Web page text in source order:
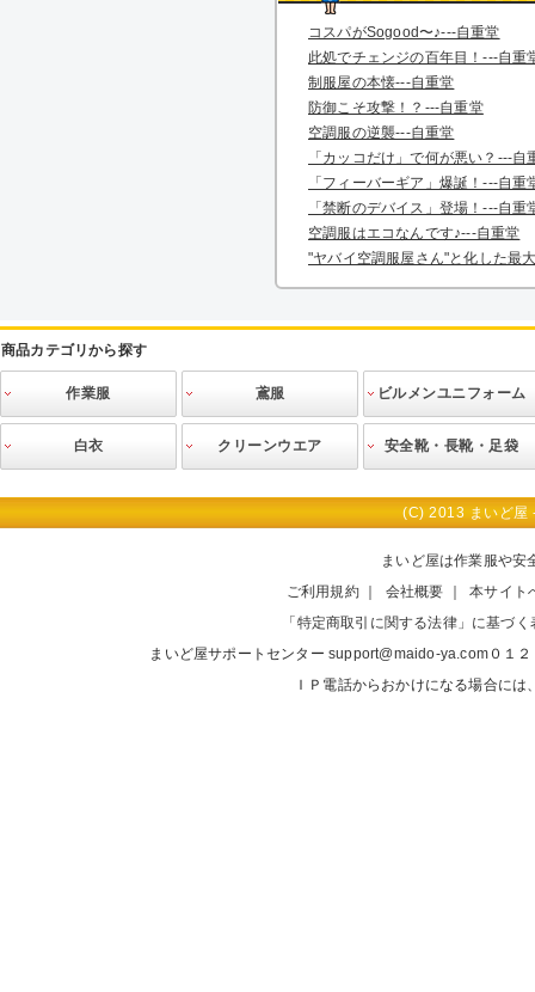
コスパがSogood〜♪---自重堂
此処でチェンジの百年目！---自重
制服屋の本懐---自重堂
防御こそ攻撃！？---自重堂
空調服の逆襲---自重堂
「カッコだけ」で何が悪い？---自
「フィーバーギア」爆誕！---自重
「禁断のデバイス」登場！---自重
空調服はエコなんです♪---自重堂
"ヤバイ空調服屋さん"と化した最
商品カテゴリから探す
作業服
作業ブルゾン
作業シャツ
作業ベスト
作業ズボン
作業ニット
高視認ウェア
鳶服
寅壱
関東鳶
三段鳶
鳳皇
その他鳶
ビルメンユニフォーム
作業ブルゾン
作業シャツ
作業ズボン
エプロン
ニット
ビルメンテ用
アクセサリー
その他
白衣 クリーンウエア
イプ）
レートタイ
ク・ゴーグ
バー
安全靴・長靴・足袋
ーズ(C) 2013 まいど屋
まいど屋は作業服や安
ご利用規約｜ 会社概要 ｜本サイト
「特定商取引に関する法律」に基づく
まいど屋サポートセンター support@maido-ya.com ０１
ＩＰ電話からおかけになる場合に